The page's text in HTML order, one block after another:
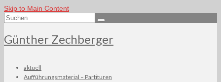
Skip to Main Content
Suchen
nach:
Günther Zechberger
aktuell
Aufführungsmaterial – Partituren